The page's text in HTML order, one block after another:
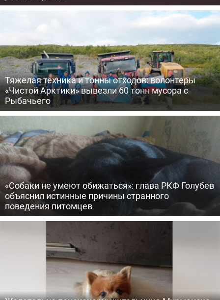
Тяжелая техника и тонны отходов: волонтеры
«Чистой Арктики» вывезли 60 тонн мусора с
Рыбачьего
«Собаки не умеют обижаться»: глава РКФ Голубев
объяснил истинные причины странного
поведения питомцев